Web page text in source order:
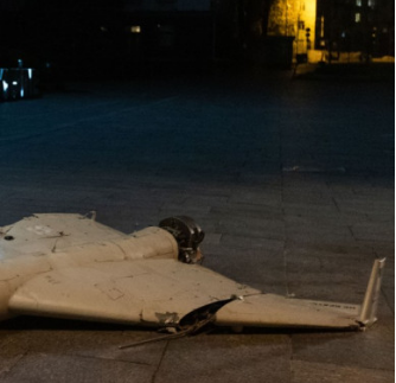
в ареста
Какво ще бъде
времето в неделя?
Лудогорец влиза в